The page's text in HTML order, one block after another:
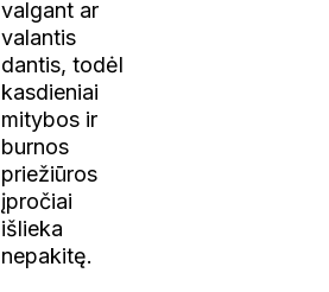
valgant ar
valantis
dantis, todėl
kasdieniai
mitybos ir
burnos
priežiūros
įpročiai
išlieka
nepakitę.